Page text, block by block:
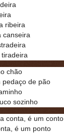
ribeira
canseira
chão
pedaço de pão
sozinho
conta, é um conto
é um ponto